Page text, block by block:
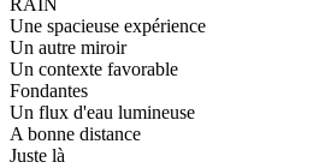
RAIN
Une spacieuse expérience
Un autre miroir
Un contexte favorable
Fondantes
Un flux d'eau lumineuse
A bonne distance
Juste là